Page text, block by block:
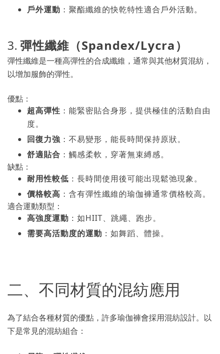
戶外運動 ：聚酯纖維的快乾特性適合戶外活動。
3. 彈性纖維（Spandex/Lycra）
彈性纖維是一種高彈性的合成纖維，通常與其他材質混紡，
以增加服飾的彈性。
優點：
超高彈性 ：能緊密貼合身形，提供極佳的活動自由
度。
回復力強 ：不易變形，能長時間保持原狀。
舒適貼合 ：觸感柔軟，穿著無束縛感。
缺點：
耐用性較低 ：長時間使用後可能出現鬆弛現象。
價格較高 ：含有彈性纖維的瑜伽褲通常價格較高。
適合運動類型：
高強度運動 ：如HIIT、跳繩、跑步。
需要高活動度的運動 ：如舞蹈、體操。
二、不同材質的混紡應用
為了結合各種材質的優點，許多瑜伽褲會採用混紡設計。以
下是常見的混紡組合：